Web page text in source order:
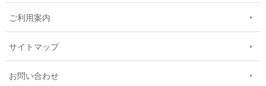
ご利用案内
サイトマップ
お問い合わせ